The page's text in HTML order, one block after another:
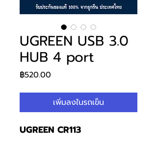
UGREEN USB 3.0
HUB 4 port
฿520.00
เพิ่มลงในรถเข็น
UGREEN CR113